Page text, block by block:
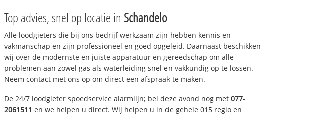
Top advies, snel op locatie in Schandelo
Alle loodgieters die bij ons bedrijf werkzaam zijn hebben kennis en
vakmanschap en zijn professioneel en goed opgeleid. Daarnaast beschikken
wij over de modernste en juiste apparatuur en gereedschap om alle
problemen aan zowel gas als waterleiding snel en vakkundig op te lossen.
Neem contact met ons op om direct een afspraak te maken.
De 24/7 loodgieter spoedservice alarmlijn; bel deze avond nog met 077-
2061511 en we helpen u direct. Wij helpen u in de gehele 015 regio en